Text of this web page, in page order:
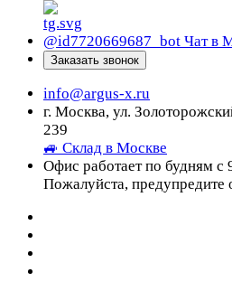
@id7720669687_bot Чат в
Заказать звонок
info@argus-x.ru
г. Москва, ул.
239
🚙 Склад в Москве
Офис работает по будням с
Пожалуйста, предупредите